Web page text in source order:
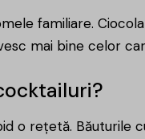
familiare.
mai bine celor
o rețetă. Băuturile